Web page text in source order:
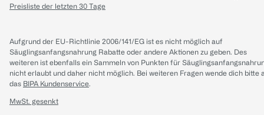
Preisliste der letzten 30 Tage
Aufgrund der EU-Richtlinie 2006/141/EG ist es nicht möglich auf
Säuglingsanfangsnahrung Rabatte oder andere Aktionen zu geben. Des
weiteren ist ebenfalls ein Sammeln von Punkten für
nicht erlaubt und daher nicht möglich. Bei weiteren Fragen wende dich bitte
das BIPA Kundenservice.
MwSt. gesenkt